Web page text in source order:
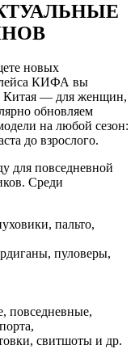
новых
КИФА вы
Китая — для женщин,
обновляем
на любой сезон:
до взрослого.
для повседневной
Среди
пальто,
пуловеры,
повседневные,
свитшоты и др.